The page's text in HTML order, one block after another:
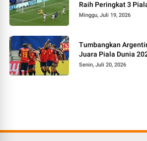
Raih Peringkat 3
Minggu, Juli 19, 2026
Tumbangkan
Juara Piala Dunia
Senin, Juli 20, 2026